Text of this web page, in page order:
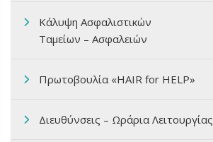
Κάλυψη Ασφαλιστικών
Ταμείων – Ασφαλειών
Πρωτοβουλία «HAIR for HELP»
Διευθύνσεις – Ωράρια Λειτουργίας